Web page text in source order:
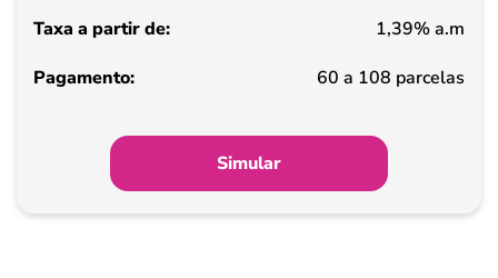
Pagamento
1,39% a.m
60 a 108 parcelas
Simular